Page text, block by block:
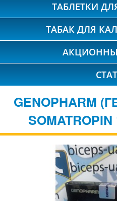
ТАБЛЕТКИ
ТАБАК ДЛЯ
GENOPHARM